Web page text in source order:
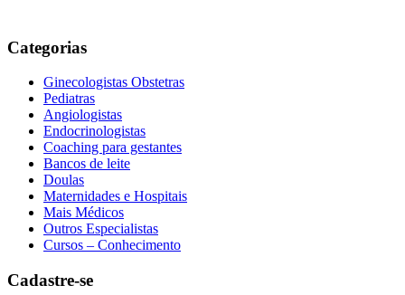
Categorias
Ginecologistas Obstetras
Pediatras
Angiologistas
Endocrinologistas
Coaching para gestantes
Bancos de leite
Doulas
Maternidades e Hospitais
Mais Médicos
Outros Especialistas
Cursos – Conhecimento
Cadastre-se